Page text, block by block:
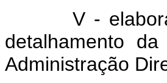
V - elaborar e
detalhamento
Administração